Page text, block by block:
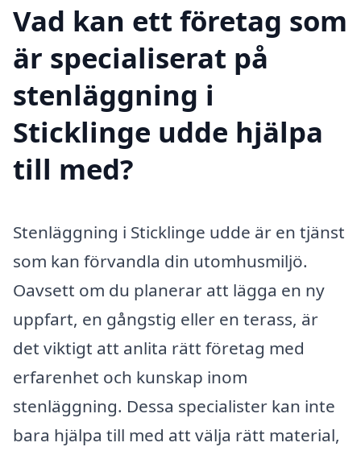
Vad kan ett företag som
är specialiserat på
stenläggning i
Sticklinge udde hjälpa
till med?
Stenläggning i Sticklinge udde är en tjänst
som kan förvandla din utomhusmiljö.
Oavsett om du planerar att lägga en ny
uppfart, en gångstig eller en terass, är
det viktigt att anlita rätt företag med
erfarenhet och kunskap inom
stenläggning. Dessa specialister kan inte
bara hjälpa till med att välja rätt material,